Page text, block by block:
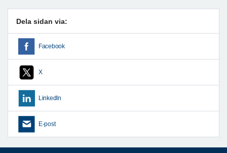
Dela sidan via:
Facebook
X
LinkedIn
E-post